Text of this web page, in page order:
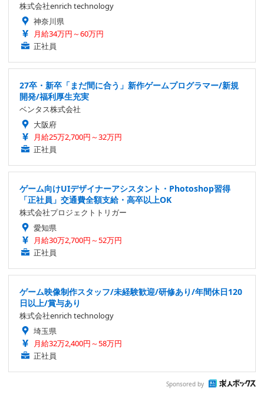
株式会社enrich technology
神奈川県
月給34万円～60万円
正社員
27卒・新卒「まだ間に合う」新作ゲームプログラマー/新規
開発/福利厚生充実
ベンタス株式会社
大阪府
月給25万2,700円～32万円
正社員
ゲーム向けUIデザイナーアシスタント・Photoshop習得
「正社員」交通費全額支給・高卒以上OK
株式会社プロジェクトトリガー
愛知県
月給30万2,700円～52万円
正社員
ゲーム映像制作スタッフ/未経験歓迎/研修あり/年間休日120
日以上/賞与あり
株式会社enrich technology
埼玉県
月給32万2,400円～58万円
正社員
Sponsored by